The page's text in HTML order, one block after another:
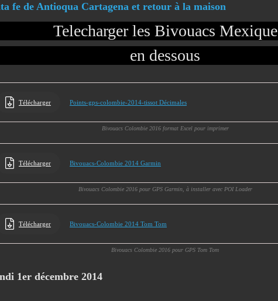
fe de Antioqua Cartagena et retour à la maison
Telecharger les Bivouacs Mexique
en dessous
Télécharger Points-gps-colombie-2014-tissot Décimales
Bivouacs Colombie 2016 format Excel pour imprimer
Télécharger Bivouacs-Colombie 2014 Garmin
Bivouacs Colombie 2016 pour GPS Garmin, à installer avec POI Loader
Télécharger Bivouacs-Colombie 2014 Tom Tom
Bivouacs Colombie 2016 pour GPS Tom Tom
1er décembre 2014